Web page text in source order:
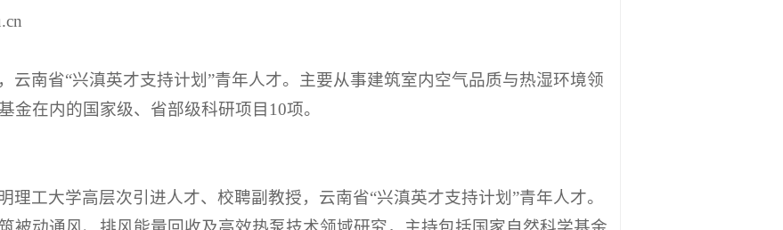
云南省“兴滇英才支持计划”青年人才。主要从事建筑室内空气品质与热湿环境领
金在内的国家级、省部级科研项目10项。
理工大学高层次引进人才、校聘副教授，云南省“兴滇英才支持计划”青年人才。
被动通风、排风能量回收及高效热泵技术领域研究，主持包括国家自然科学基金